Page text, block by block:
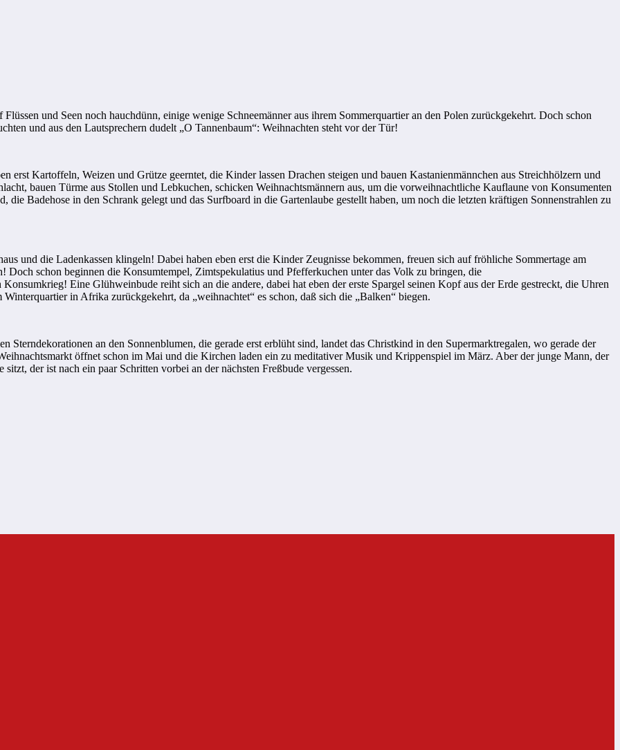
und Seen noch hauchdünn, einige wenige Schneemänner aus ihrem Sommerquartier an den Polen zurückgekehrt. Doch schon
und aus den Lautsprechern dudelt „O Tannenbaum“: Weihnachten steht vor der Tür!
erst Kartoffeln, Weizen und Grütze geerntet, die Kinder lassen Drachen steigen und bauen Kastanienmännchen aus Streichhölzern und
bauen Türme aus Stollen und Lebkuchen, schicken Weihnachtsmännern aus, um die vorweihnachtliche Kauflaune von Konsumenten
die Badehose in den Schrank gelegt und das Surfboard in die Gartenlaube gestellt haben, um noch die letzten kräftigen Sonnenstrahlen zu
und die Ladenkassen klingeln! Dabei haben eben erst die Kinder Zeugnisse bekommen, freuen sich auf fröhliche Sommertage am
Doch schon beginnen die Konsumtempel, Zimtspekulatius und Pfefferkuchen unter das Volk zu bringen, die
Eine Glühweinbude reiht sich an die andere, dabei hat eben der erste Spargel seinen Kopf aus der Erde gestreckt, die Uhren
in Afrika zurückgekehrt, da „weihnachtet“ es schon, daß sich die „Balken“ biegen.
Sterndekorationen an den Sonnenblumen, die gerade erst erblüht sind, landet das Christkind in den Supermarktregalen, wo gerade der
öffnet schon im Mai und die Kirchen laden ein zu meditativer Musik und Krippenspiel im März. Aber der junge Mann, der
der ist nach ein paar Schritten vorbei an der nächsten Freßbude vergessen.